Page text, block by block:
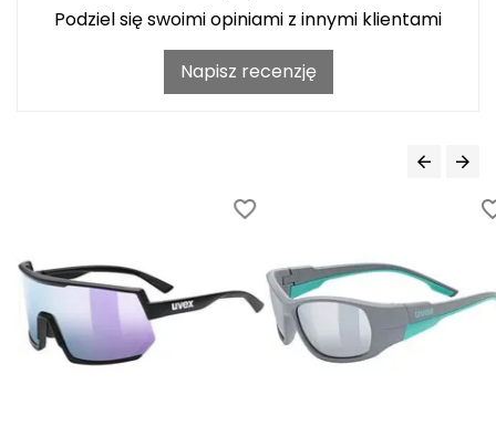
IGLOO
Podziel się swoimi opiniami z innymi klientami
Napisz recenzję